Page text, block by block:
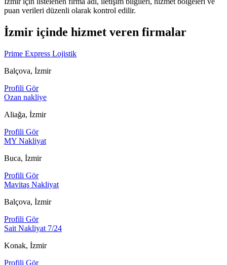
puan verileri düzenli olarak kontrol edilir.
İzmir içinde hizmet veren firmalar
Prime Express Lojistik
Balçova, İzmir
Profili Gör
Ozan nakliye
Aliağa, İzmir
Profili Gör
MY Nakliyat
Buca, İzmir
Profili Gör
Mavitaş Nakliyat
Balçova, İzmir
Profili Gör
Sait Nakliyat 7/24
Konak, İzmir
Profili Gör